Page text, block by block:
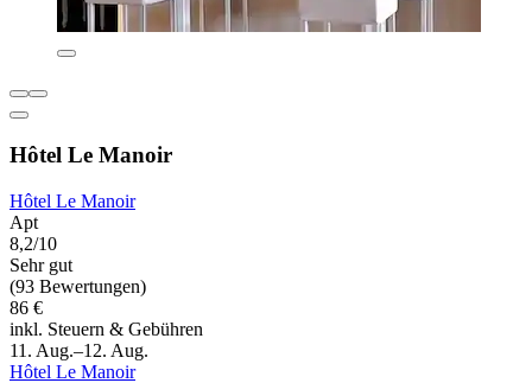
Hôtel Le Manoir
Hôtel Le Manoir
Apt
8,2/10
Sehr gut
(93 Bewertungen)
86 €
inkl. Steuern & Gebühren
11. Aug.–12. Aug.
Hôtel Le Manoir